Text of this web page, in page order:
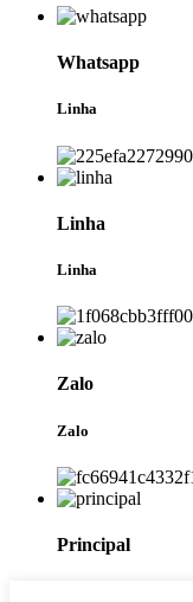
Whatsapp
Linha
Linha
Linha
Zalo
Zalo
Principal